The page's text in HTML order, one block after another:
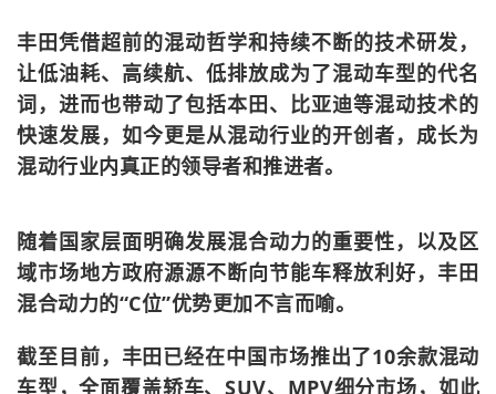
丰田凭借超前的混动哲学和持续不断的技术研发，
让低油耗、高续航、低排放成为了混动车型的代名
词，进而也带动了包括本田、比亚迪等混动技术的
快速发展，如今更是从混动行业的开创者，成长为
混动行业内真正的领导者和推进者。
随着国家层面明确发展混合动力的重要性，以及区
域市场地方政府源源不断向节能车释放利好，丰田
混合动力的“C位”优势更加不言而喻。
截至目前，丰田已经在中国市场推出了10余款混动
车型，全面覆盖轿车、SUV、MPV细分市场，如此